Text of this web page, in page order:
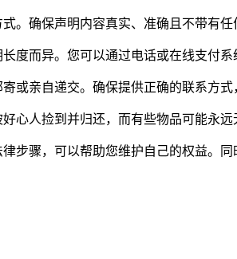
。确保声明内容真实、准确且不带有任
度而异。您可以通过电话或在线支付系
或亲自递交。确保提供正确的联系方式
心人捡到并归还，而有些物品可能永
步骤，可以帮助您维护自己的权益。